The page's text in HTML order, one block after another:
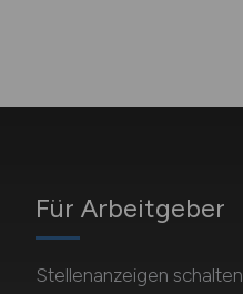
Für Arbeitgeber
Stellenanzeigen schalten